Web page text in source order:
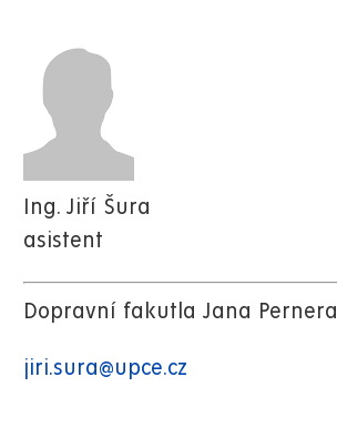
Ing. Jiří Šura
asistent
Dopravní fakutla Jana Pernera
jiri.sura@upce.cz